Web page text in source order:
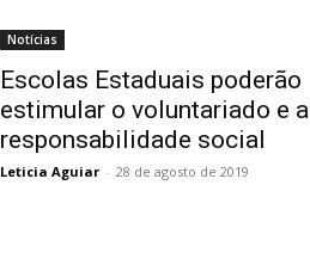
Notícias
Escolas Estaduais poderão
estimular o voluntariado e a
responsabilidade social
Leticia Aguiar - 28 de agosto de 2019